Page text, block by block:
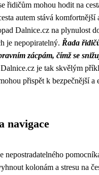
řidičům mohou hodit na
autem stává komfortnější
Dalnice.cz na plynulost
je nepopiratelný. Řada
zácpám, čímž se
Dalnice.cz je tak skvělým
přispět k bezpečnější a
navigace
nepostradatelného
kolonám a stresu na